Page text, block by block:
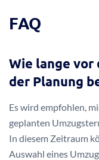
FAQ
Wie lange vor
der Planung
Es wird empfohlen,
geplanten
In diesem Zeitraum
Auswahl eines